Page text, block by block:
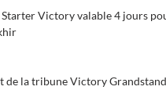
Victory valable 4 jours
de la tribune Victory